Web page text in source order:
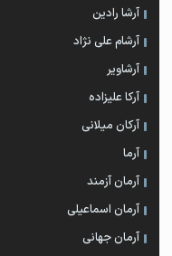
آرشا رادین
آرشام علی نژاد
آرشاویر
آرکا علیزاده
آرکان میلانی
آرما
آرمان آزمند
آرمان اسماعیلی
آرمان جهانی